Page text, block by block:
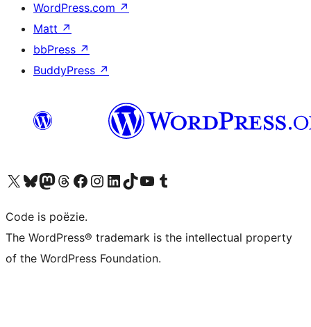
WordPress.com ↗
Matt ↗
bbPress ↗
BuddyPress ↗
Bezoek ons X (voorheen Twitter) account
Bezoek ons Bluesky account
Bezoek ons Mastodon account
Bezoek ons Threads account
Onze Facebook pagina bezoeken
Bezoek ons Instagram account
Bezoek ons LinkedIn account
Bezoek ons TikTok account
Bezoek ons YouTube kanaalBezoek ons Tumblr account
Code is poëzie.
The WordPress® trademark is the intellectual property
of the WordPress Foundation.